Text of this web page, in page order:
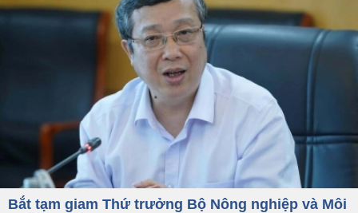
Bắt tạm giam Thứ trưởng Bộ Nông nghiệp và Môi